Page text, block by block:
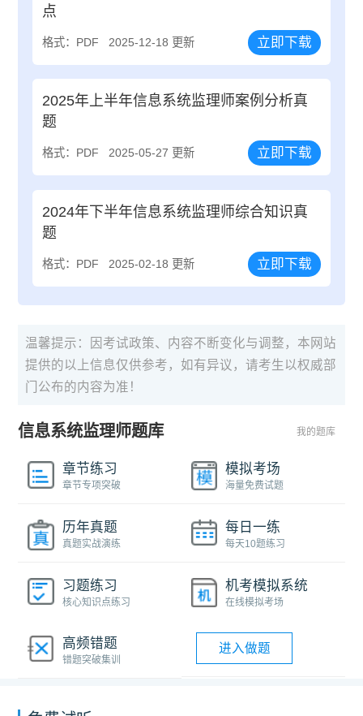
点
格式：PDF 2025-12-18 更新 立即下载
2025年上半年信息系统监理师案例分析真
题
格式：PDF 2025-05-27 更新 立即下载
2024年下半年信息系统监理师综合知识真
题
格式：PDF 2025-02-18 更新 立即下载
温馨提示：因考试政策、内容不断变化与调整，本网站
提供的以上信息仅供参考，如有异议，请考生以权威部
门公布的内容为准！
信息系统监理师题库 我的题库
章节练习
章节专项突破
模拟考场
海量免费试题
历年真题
真题实战演练
每日一练
每天10题练习
习题练习
核心知识点练习
机考模拟系统
在线模拟考场
高频错题
错题突破集训
进入做题